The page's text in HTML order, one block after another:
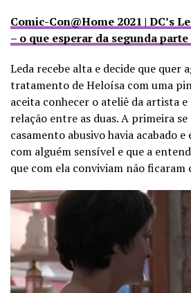
Comic-Con@Home 2021 | DC’s
– o que esperar da segunda
Leda recebe alta e decide que quer
tratamento de Heloísa com uma
aceita conhecer o ateliê da artista
relação entre as duas. A primeira
casamento abusivo havia acabado e
com alguém sensível e que a
que com ela conviviam não ficaram